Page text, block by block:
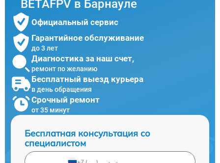
BETAFPV в Барнауле
Официальный сервис
Гарантийное обслуживание
до 3 лет
Диагностика за наш счет,
ремонт по желанию
Бесплатный выезд курьера
в день обращения
Срочный ремонт
от 35 минут
Бесплатная консультация со
специалистом